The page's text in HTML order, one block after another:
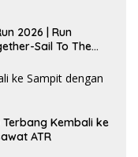
2026 | Run
Sail To The
Kembali ke
ATR